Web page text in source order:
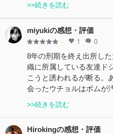
>>続きを読む
miyukiの感想・評価
- 1 0
8年の刑期を終え出所し
織に所属している友達ド
こうと誘われるが断る。
会ったウチョルはボムが
>>続きを読む
Hirokingの感想・評価